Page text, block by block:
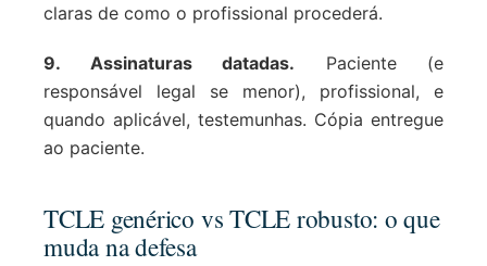
claras de como o profissional procederá.
9. Assinaturas datadas. Paciente (e
responsável legal se menor), profissional, e
quando aplicável, testemunhas. Cópia entregue
ao paciente.
TCLE genérico vs TCLE robusto: o que
muda na defesa